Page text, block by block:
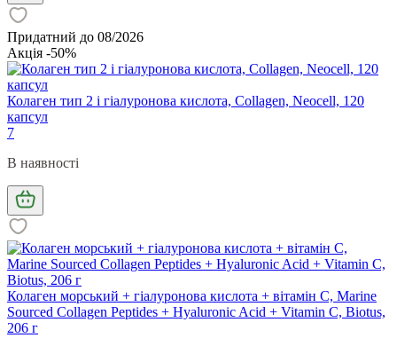
Придатний до 08/2026
Акція -50%
Колаген тип 2 і гіалуронова кислота, Collagen, Neocell, 120
капсул
7
В наявності
Колаген морський + гіалуронова кислота + вітамін C, Marine
Sourced Collagen Peptides + Hyaluronic Acid + Vitamin C, Biotus,
206 г